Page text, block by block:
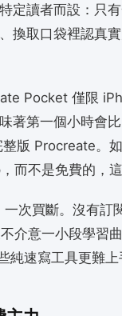
定讀者而設：只
換取口袋裡認真
Pocket 僅限
著第一個小時會
版 Procreate。
而不是免費的，這
一次買斷。沒有訂
介意一小段學習
速寫工具更難上